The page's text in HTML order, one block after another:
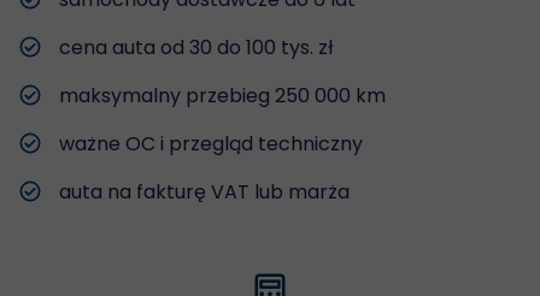
cena auta od 30 do 100 tys. zł
maksymalny przebieg 250 000 km
ważne OC i przegląd techniczny
auta na fakturę VAT lub marża